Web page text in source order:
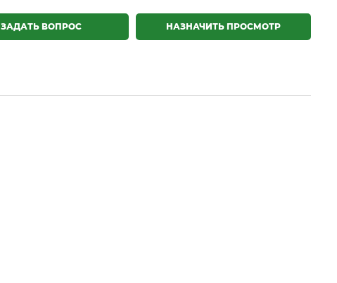
НАЗНАЧИТЬ ПРОСМОТР
ЗАДАТЬ ВОПРОС